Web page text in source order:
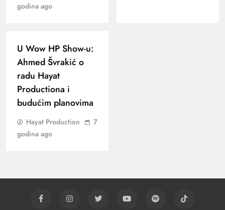
godina ago
U Wow HP Show-u:
Ahmed Švrakić o
radu Hayat
Productiona i
budućim planovima
Hayat Production
7
godina ago